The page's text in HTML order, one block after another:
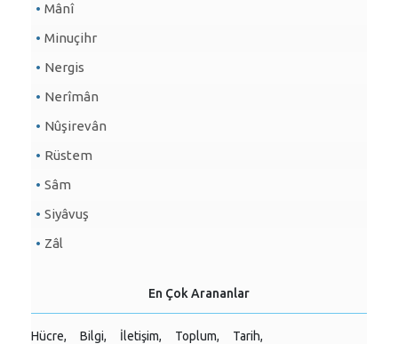
Mânî
Minuçihr
Nergis
Nerîmân
Nûşirevân
Rüstem
Sâm
Siyâvuş
Zâl
En Çok Arananlar
Hücre, Bilgi, İletişim, Toplum,
Tarih,